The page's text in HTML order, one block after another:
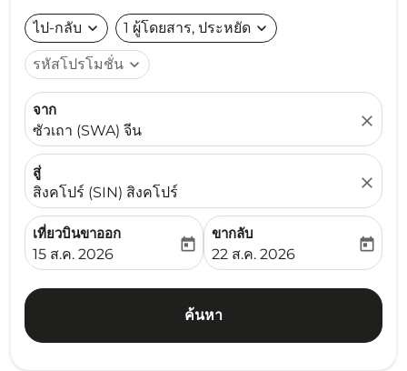
ไป-กลับ expand_more 1 ผู้โดยสาร, ประหยัด expand_more
รหัสโปรโมชั่น expand_more
จาก
ซัวเถา (SWA) จีน
close
สู่
สิงคโปร์ (SIN) สิงคโปร์
close
เที่ยวบินขาออก
fc-booking-departure-date-aria-label
15 ส.ค. 2026
today
ขากลับ
fc-booking-return-date-
22 ส.ค. 2026
today
ค้นหา